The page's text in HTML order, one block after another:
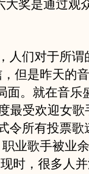
大奖是通过观
们对于所谓
但是昨天的
面。就在音乐
最受欢迎女
令所有投票歌
业歌手被业
时，很多人